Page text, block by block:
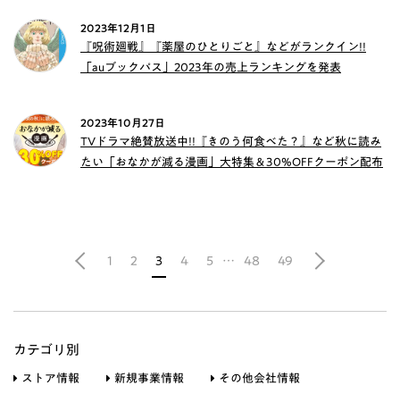
2023年12月1日
『呪術廻戦』『薬屋のひとりごと』などがランクイン!!
「auブックパス」2023年の売上ランキングを発表
2023年10月27日
TVドラマ絶賛放送中!!『きのう何食べた？』など秋に読み
たい「おなかが減る漫画」大特集＆30%OFFクーポン配布
1 2 3 4 5 … 48 49
カテゴリ別
ストア情報 新規事業情報 その他会社情報